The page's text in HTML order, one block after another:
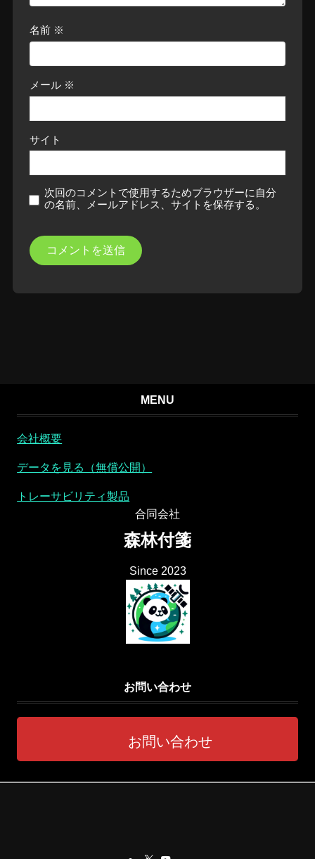
名前 ※
メール ※
サイト
次回のコメントで使用するためブラウザーに自分
の名前、メールアドレス、サイトを保存する。
MENU
会社概要
データを見る（無償公開）
トレーサビリティ製品
合同会社
森林付箋
Since 2023
お問い合わせ
お問い合わせ